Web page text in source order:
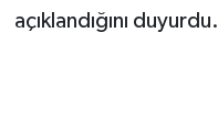
açıklandığını duyurdu.